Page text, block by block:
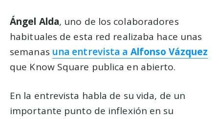
Ángel Alda, uno de los colaboradores
habituales de esta red realizaba hace unas
semanas una entrevista a Alfonso Vázquez
que Know Square publica en abierto.
En la entrevista habla de su vida, de un
importante punto de inflexión en su